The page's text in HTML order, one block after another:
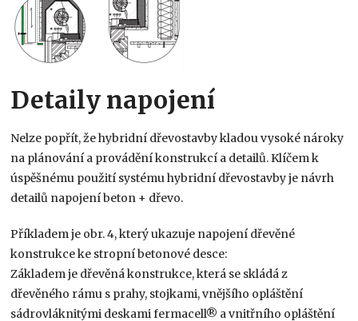
Detaily napojení
Nelze popřít, že hybridní dřevostavby kladou vysoké nároky
na plánování a provádění konstrukcí a detailů. Klíčem k
úspěšnému použití systému hybridní dřevostavby je návrh
detailů napojení beton + dřevo.
Příkladem je obr. 4, který ukazuje napojení dřevěné
konstrukce ke stropní betonové desce:
Základem je dřevěná konstrukce, která se skládá z
dřevěného rámu s prahy, stojkami, vnějšího opláštění
sádrovláknitými deskami fermacell® a vnitřního opláštění